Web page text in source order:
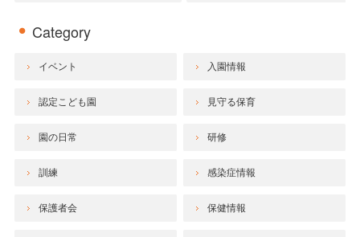
Category
イベント 入園情報
認定こども園 見守る保育
園の日常 研修
訓練 感染症情報
保護者会 保健情報